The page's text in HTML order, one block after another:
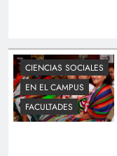
CIENCIAS SOCIALES
EN EL CAMPUS
FACULTADES